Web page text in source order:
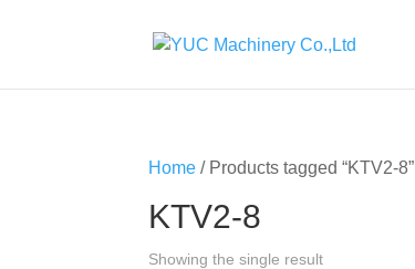
Home / Products tagged “KTV2-8”
KTV2-8
Showing the single result